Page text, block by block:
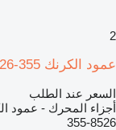
2
عمود الكرنك 355-8526 لـ لودر حفار Caterpillar 420F
السعر عند الطلب
أجزاء المحرك - عمود
355-8526